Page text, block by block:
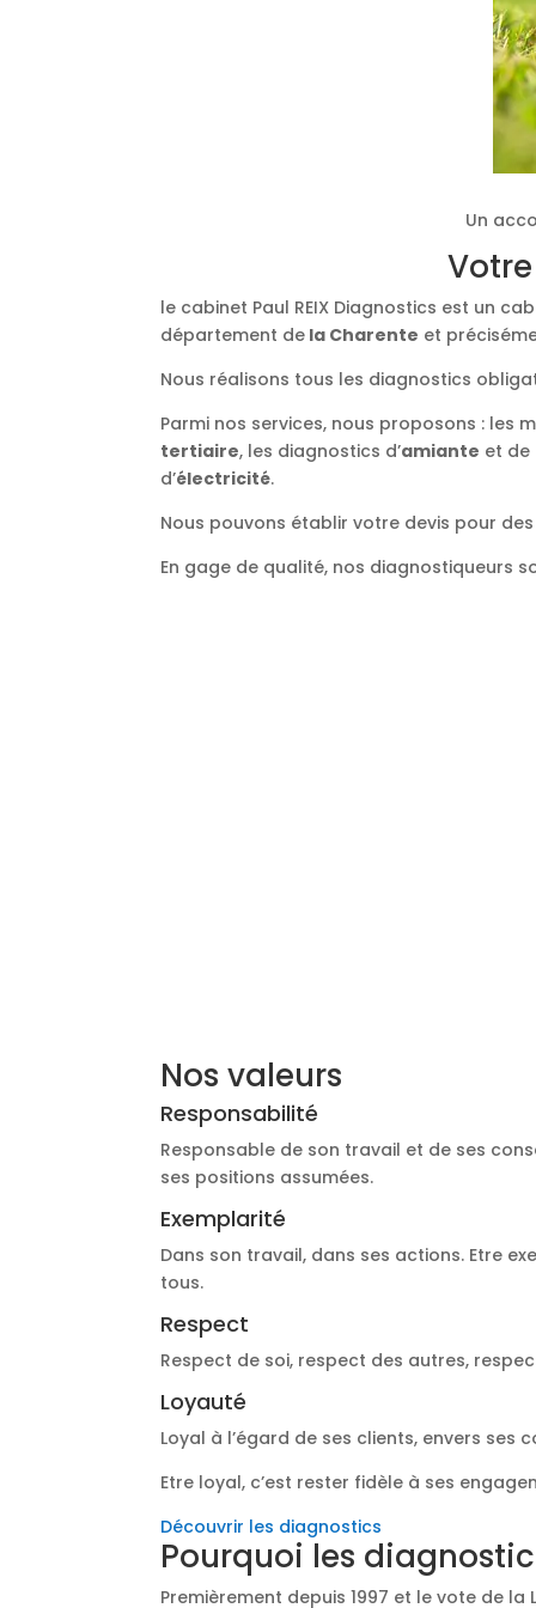
Un
le cabinet Paul REIX Diagnostics est un
département de la Charente et
Nous réalisons tous les diagnostics
Parmi nos services, nous proposons : les
tertiaire, les diagnostics d’amiante et de
d’électricité.
Nous pouvons établir votre devis pour
En gage de qualité, nos diagnostiqueurs
Nos valeurs
Responsabilité
Responsable de son travail et de ses
ses positions assumées.
Exemplarité
Dans son travail, dans ses actions. Etre
tous.
Respect
Respect de soi, respect des autres,
Loyauté
Loyal à l’égard de ses clients, envers
Etre loyal, c’est rester fidèle à ses
Découvrir les diagnostics
Pourquoi les
Premièrement depuis 1997 et le vote de